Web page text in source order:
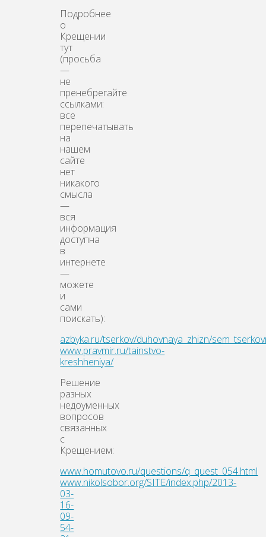
Подробнее
о
Крещении
тут
(просьба
—
не
пренебрегайте
ссылками:
все
перепечатывать
на
нашем
сайте
нет
никакого
смысла
—
вся
информация
доступна
в
интернете
—
можете
и
сами
поискать):
azbyka.ru/tserkov/duhovnaya_zhizn/
www.pravmir.ru/tainstvo-
kreshheniya/
Решение
разных
недоуменных
вопросов
связанных
с
Крещением:
www.homutovo.ru/questions/q_quest_054.html
www.nikolsobor.org/SITE/index.php/2013-
03-
16-
09-
54-